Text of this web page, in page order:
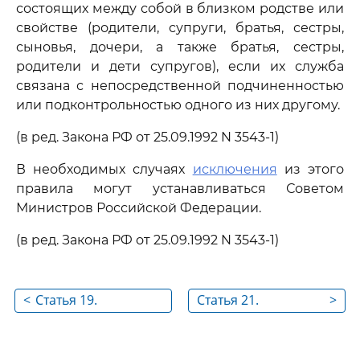
состоящих между собой в близком родстве или
свойстве (родители, супруги, братья, сестры,
сыновья, дочери, а также братья, сестры,
родители и дети супругов), если их служба
связана с непосредственной подчиненностью
или подконтрольностью одного из них другому.
(в ред. Закона РФ от 25.09.1992 N 3543-1)
В необходимых случаях исключения из этого
правила могут устанавливаться Советом
Министров Российской Федерации.
(в ред. Закона РФ от 25.09.1992 N 3543-1)
< Статья 19.
>
Статья 21.